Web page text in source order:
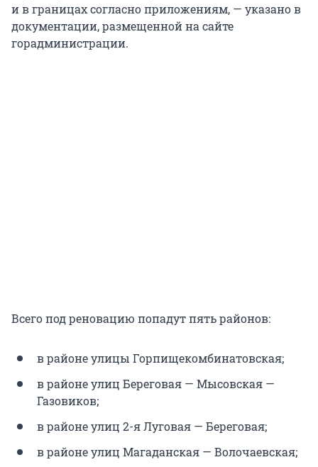
и в границах согласно приложениям, — указано в
документации, размещенной на сайте
горадминистрации.
Всего под реновацию попадут пять районов:
в районе улицы Горпищекомбинатовская;
в районе улиц Береговая — Мысовская —
Газовиков;
в районе улиц 2-я Луговая — Береговая;
в районе улиц Магаданская — Волочаевская;